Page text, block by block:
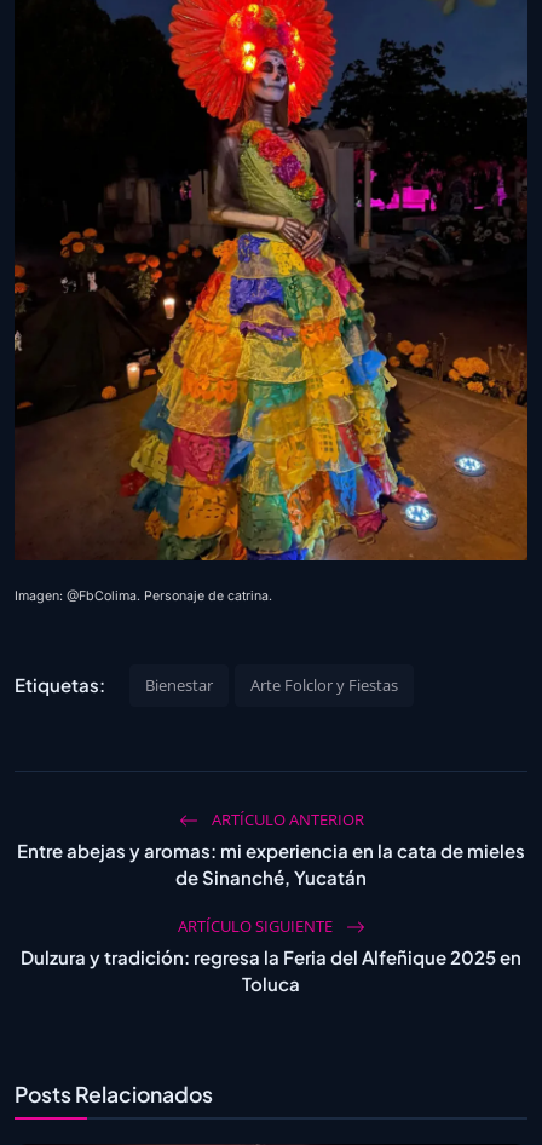
Imagen: @FbColima. Personaje de catrina.
Etiquetas: Bienestar Arte Folclor y Fiestas
ARTÍCULO ANTERIOR
Entre abejas y aromas: mi experiencia en la cata de mieles
de Sinanché, Yucatán
ARTÍCULO SIGUIENTE
Dulzura y tradición: regresa la Feria del Alfeñique 2025 en
Toluca
Posts Relacionados